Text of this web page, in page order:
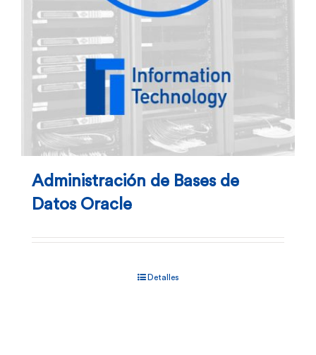
Administración de Bases de
Datos Oracle
Detalles